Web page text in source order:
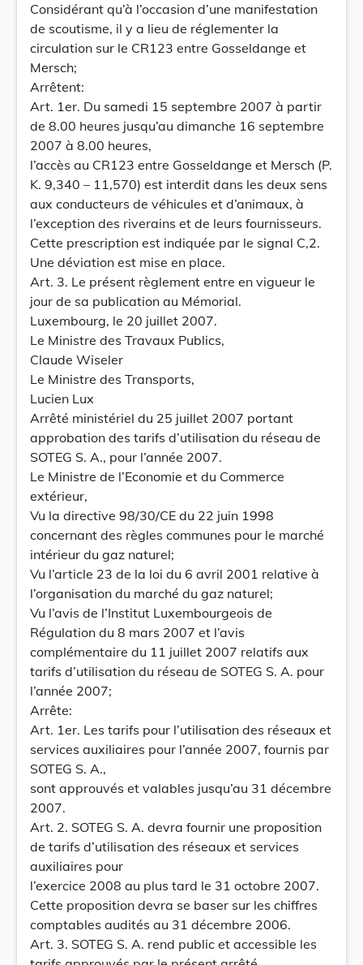
Considérant qu’à l’occasion d’une manifestation
de scoutisme, il y a lieu de réglementer la
circulation sur le CR123 entre Gosseldange et
Mersch;
Arrêtent:
Art. 1er. Du samedi 15 septembre 2007 à partir
de 8.00 heures jusqu’au dimanche 16 septembre
2007 à 8.00 heures,
l’accès au CR123 entre Gosseldange et Mersch (P.
K. 9,340 – 11,570) est interdit dans les deux sens
aux conducteurs de véhicules et d’animaux, à
l’exception des riverains et de leurs fournisseurs.
Cette prescription est indiquée par le signal C,2.
Une déviation est mise en place.
Art. 3. Le présent règlement entre en vigueur le
jour de sa publication au Mémorial.
Luxembourg, le 20 juillet 2007.
Le Ministre des Travaux Publics,
Claude Wiseler
Le Ministre des Transports,
Lucien Lux
Arrêté ministériel du 25 juillet 2007 portant
approbation des tarifs d’utilisation du réseau de
SOTEG S. A., pour l’année 2007.
Le Ministre de l’Economie et du Commerce
extérieur,
Vu la directive 98/30/CE du 22 juin 1998
concernant des règles communes pour le marché
intérieur du gaz naturel;
Vu l’article 23 de la loi du 6 avril 2001 relative à
l’organisation du marché du gaz naturel;
Vu l’avis de l’Institut Luxembourgeois de
Régulation du 8 mars 2007 et l’avis
complémentaire du 11 juillet 2007 relatifs aux
tarifs d’utilisation du réseau de SOTEG S. A. pour
l’année 2007;
Arrête:
Art. 1er. Les tarifs pour l’utilisation des réseaux et
services auxiliaires pour l’année 2007, fournis par
SOTEG S. A.,
sont approuvés et valables jusqu’au 31 décembre
2007.
Art. 2. SOTEG S. A. devra fournir une proposition
de tarifs d’utilisation des réseaux et services
auxiliaires pour
l’exercice 2008 au plus tard le 31 octobre 2007.
Cette proposition devra se baser sur les chiffres
comptables audités au 31 décembre 2006.
Art. 3. SOTEG S. A. rend public et accessible les